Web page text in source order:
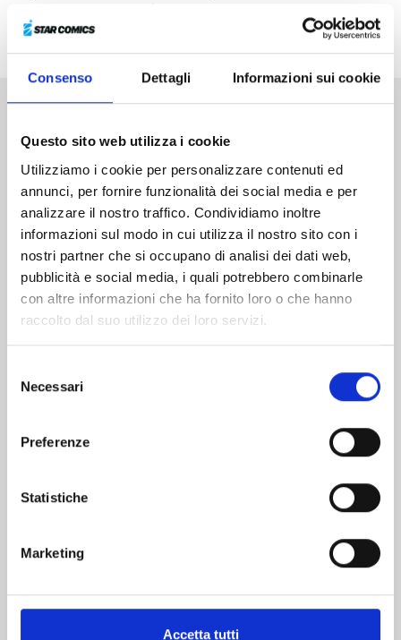
Consenso Dettagli Informazioni sui cookie
Questo sito web utilizza i cookie
Utilizziamo i cookie per personalizzare contenuti ed
annunci, per fornire funzionalità dei social media e per
analizzare il nostro traffico. Condividiamo inoltre
informazioni sul modo in cui utilizza il nostro sito con i
nostri partner che si occupano di analisi dei dati web,
pubblicità e social media, i quali potrebbero combinarle
con altre informazioni che ha fornito loro o che hanno
raccolto dal suo utilizzo dei loro servizi.
delNecessari
Preferenze
Statistiche
Marketing
Accetta tutti
indagini Conan dovrà anche carpire ad Amuro un
importante suggerimento sulla vera natura di Rum…
Altri volumi della serie